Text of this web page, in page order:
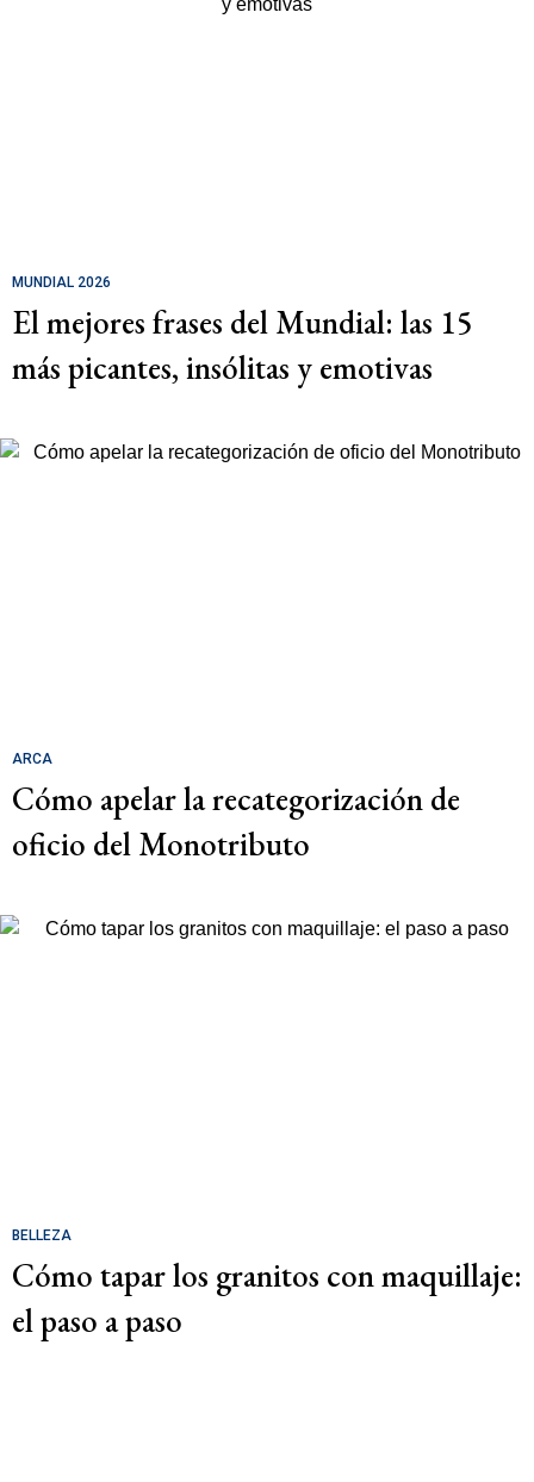
MUNDIAL 2026
El mejores frases del Mundial: las 15
más picantes, insólitas y emotivas
ARCA
Cómo apelar la recategorización de
oficio del Monotributo
BELLEZA
Cómo tapar los granitos con maquillaje:
el paso a paso